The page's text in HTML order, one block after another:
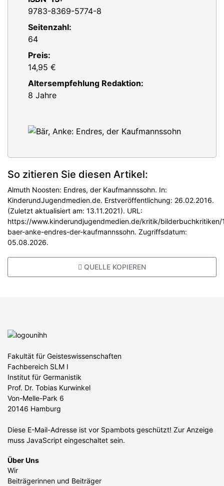
9783-8369-5774-8
Seitenzahl:
64
Preis:
14,95 €
Altersempfehlung Redaktion:
8 Jahre
So zitieren Sie diesen Artikel:
Almuth Noosten: Endres, der Kaufmannssohn. In:
KinderundJugendmedien.de. Erstveröffentlichung: 26.02.2016.
(Zuletzt aktualisiert am: 13.11.2021). URL:
https://www.kinderundjugendmedien.de/kritik/
baer-anke-endres-der-kaufmannssohn. Zugriffsdatum:
05.08.2026.
QUELLE KOPIEREN
Fakultät für Geisteswissenschaften
Fachbereich SLM I
Institut für Germanistik
Prof. Dr. Tobias Kurwinkel
Von-Melle-Park 6
20146 Hamburg
Diese E-Mail-Adresse ist vor Spambots geschützt! Zur Anzeige
muss JavaScript eingeschaltet sein.
Über Uns
Wir
Beiträgerinnen und Beiträger